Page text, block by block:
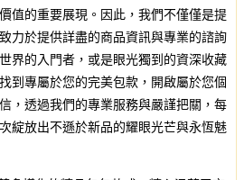
值的重要展現。因此，我們不僅僅是提
力於提供詳盡的商品資訊與專業的諮詢
界的入門者，或是眼光獨到的資深收藏
到專屬於您的完美包款，開啟屬於您個
，透過我們的專業服務與嚴謹把關，每
綻放出不遜於新品的耀眼光芒與永恆魅